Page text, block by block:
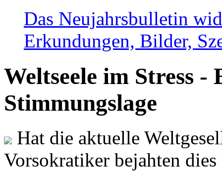
Das Neujahrsbulletin
Erkundungen, Bilder,
Weltseele im Stress -
Stimmungslage
Hat die aktuelle
Vorsokratiker bejahten